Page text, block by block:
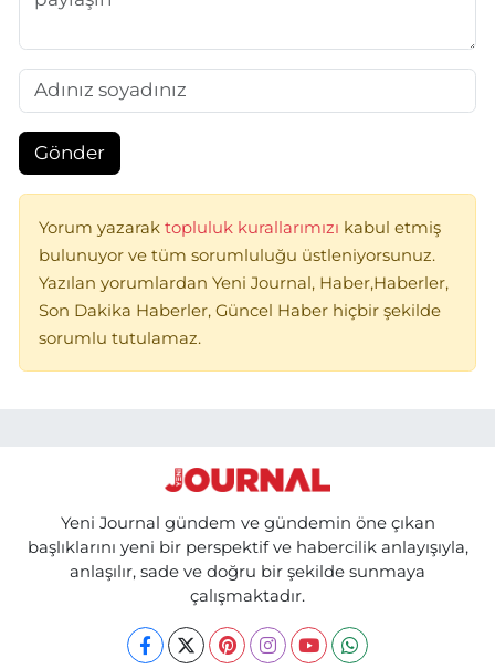
Gönder
Yorum yazarak topluluk kurallarımızı kabul etmiş
bulunuyor ve tüm sorumluluğu üstleniyorsunuz.
Yazılan yorumlardan Yeni Journal, Haber,Haberler,
Son Dakika Haberler, Güncel Haber hiçbir şekilde
sorumlu tutulamaz.
Yeni Journal gündem ve gündemin öne çıkan
başlıklarını yeni bir perspektif ve habercilik anlayışıyla,
anlaşılır, sade ve doğru bir şekilde sunmaya
çalışmaktadır.